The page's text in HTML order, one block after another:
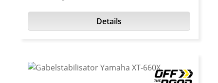
verschleissen schneller und somit ist eine
Reparatur eher wieder nötig. Hochwertige
auf der Reise oder Austausch für
verschlissene Original Dichtungen. Preis pro
Details